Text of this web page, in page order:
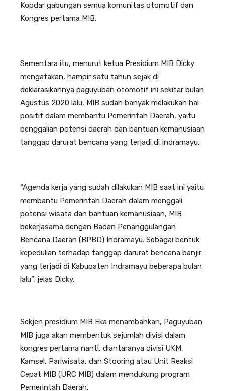
Kopdar gabungan semua komunitas otomotif dan
Kongres pertama MIB.
Sementara itu, menurut ketua Presidium MIB Dicky
mengatakan, hampir satu tahun sejak di
deklarasikannya paguyuban otomotif ini sekitar bulan
Agustus 2020 lalu, MIB sudah banyak melakukan hal
positif dalam membantu Pemerintah Daerah, yaitu
penggalian potensi daerah dan bantuan kemanusiaan
tanggap darurat bencana yang terjadi di Indramayu.
“Agenda kerja yang sudah dilakukan MIB saat ini yaitu
membantu Pemerintah Daerah dalam menggali
potensi wisata dan bantuan kemanusiaan, MIB
bekerjasama dengan Badan Penanggulangan
Bencana Daerah (BPBD) Indramayu. Sebagai bentuk
kepedulian terhadap tanggap darurat bencana banjir
yang terjadi di Kabupaten Indramayu beberapa bulan
lalu”, jelas Dicky.
Sekjen presidium MIB Eka menambahkan, Paguyuban
MIB juga akan membentuk sejumlah divisi dalam
kongres pertama nanti, diantaranya divisi UKM,
Kamsel, Pariwisata, dan Stooring atau Unit Reaksi
Cepat MIB (URC MIB) dalam mendukung program
Pemerintah Daerah.